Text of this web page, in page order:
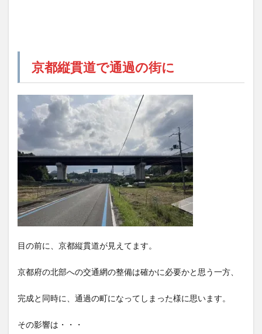
京都縦貫道で通過の街に
目の前に、京都縦貫道が見えてます。
京都府の北部への交通網の整備は確かに必要かと思う一方、
完成と同時に、通過の町になってしまった様に思います。
その影響は・・・